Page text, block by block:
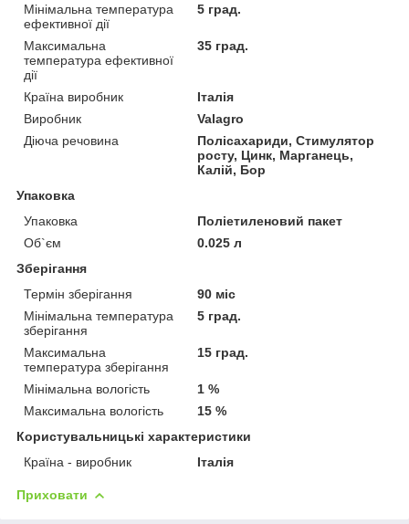
Мінімальна температура
ефективної дії
5 град.
Максимальна
температура ефективної
дії
35 град.
Країна виробник
Італія
Виробник
Valagro
Діюча речовина
Полісахариди, Стимулятор
росту, Цинк, Марганець,
Калій, Бор
Упаковка
Упаковка
Поліетиленовий пакет
Об`єм
0.025 л
Зберігання
Термін зберігання
90 міс
Мінімальна температура
зберігання
5 град.
Максимальна
температура зберігання
15 град.
Мінімальна вологість
1 %
Максимальна вологість
15 %
Користувальницькі характеристики
Країна - виробник
Італія
Приховати